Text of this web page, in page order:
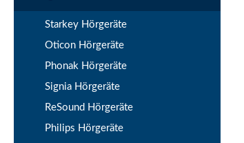
Starkey Hörgeräte
Oticon Hörgeräte
Phonak Hörgeräte
Signia Hörgeräte
ReSound Hörgeräte
Philips Hörgeräte